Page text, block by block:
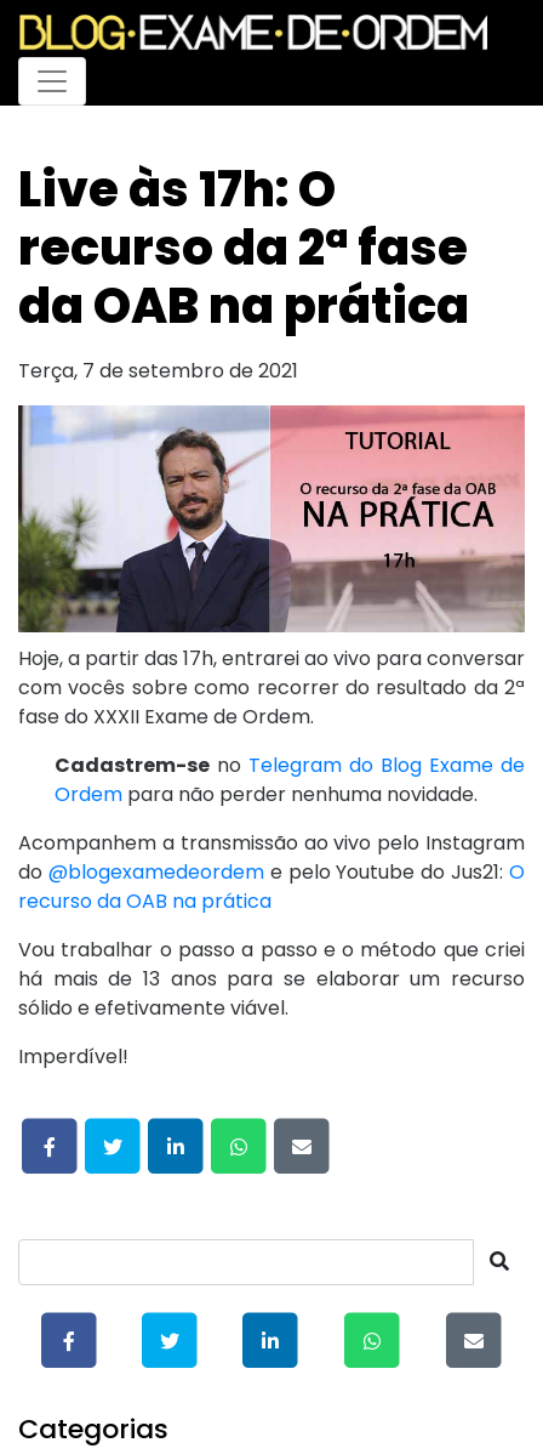
Menu
Live às 17h: O
recurso da 2ª fase
da OAB na prática
Terça, 7 de setembro de 2021
Hoje, a partir das 17h, entrarei ao vivo para conversar
com vocês sobre como recorrer do resultado da 2ª
fase do XXXII Exame de Ordem.
Cadastrem-se no Telegram do Blog Exame de
Ordem para não perder nenhuma novidade.
Acompanhem a transmissão ao vivo pelo Instagram
do @blogexamedeordeme pelo Youtube do Jus21:O
recurso da OAB na prática
Vou trabalhar o passo a passo e o método que criei
há mais de 13 anos para se elaborar um recurso
sólido e efetivamente viável.
Imperdível!
Categorias